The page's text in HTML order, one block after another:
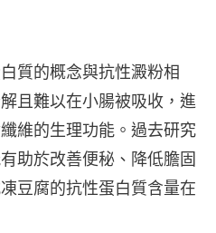
質的概念與抗性澱粉相
且難以在小腸被吸收，進
維的生理功能。過去研究
助於改善便秘、降低膽固
豆腐的抗性蛋白質含量在